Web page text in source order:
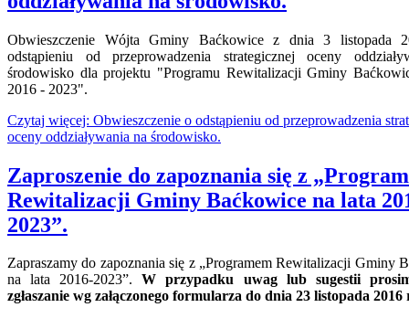
Obwieszczenie Wójta Gminy Baćkowice z dnia 3 listopada
odstąpieniu od przeprowadzenia strategicznej oceny
środowisko dla projektu "Programu Rewitalizacji Gminy
2016 - 2023".
Czytaj więcej: Obwieszczenie o odstąpieniu od przeprowadzenia
oceny oddziaływania na środowisko.
Zaproszenie do zapoznania się z
Rewitalizacji Gminy Baćkowice na lata
2023”.
Zapraszamy do zapoznania się z „Programem Rewitalizacji Gminy
na lata 2016-2023”.W przypadku uwag lub sugestii
zgłaszanie wg załączonego formularza do dnia 23 listopada 2016